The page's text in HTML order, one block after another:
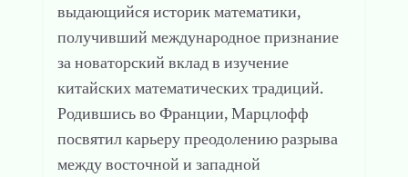
выдающийся историк математики,
получивший международное признание
за новаторский вклад в изучение
китайских математических традиций.
Родившись во Франции, Марцлофф
посвятил карьеру преодолению разрыва
между восточной и западной